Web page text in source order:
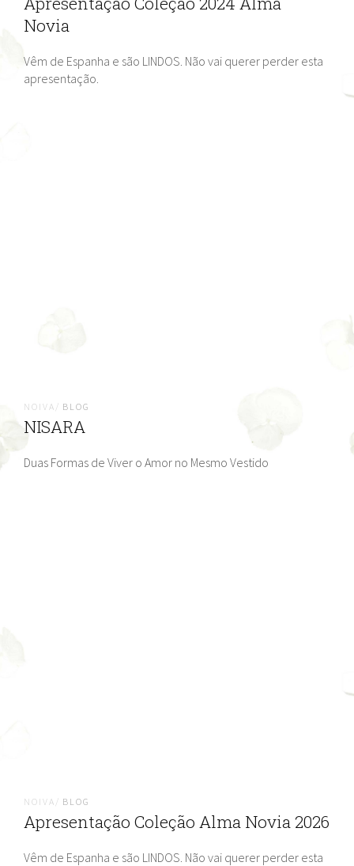
Novia
Vêm de Espanha e são LINDOS. Não vai querer perder esta
apresentação.
NOIVA/ BLOG
NISARA
Duas Formas de Viver o Amor no Mesmo Vestido
NOIVA/ BLOG
Apresentação Coleção Alma Novia 2026
Vêm de Espanha e são LINDOS. Não vai querer perder esta